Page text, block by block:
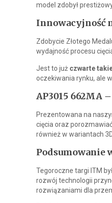
model zdobył
Innowacyjność
Zdobycie Złotego
wydajność procesu
Jest to już czwarte
oczekiwania rynku, ale
AP3015 662MA
Prezentowana na
cięcia oraz
również w wariantach
Podsumowanie
Tegoroczne targi ITM
rozwój technologii
rozwiązaniami dla